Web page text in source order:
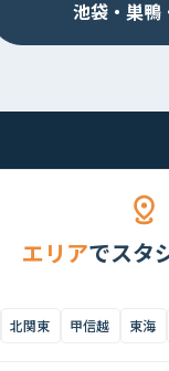
池袋・巣鴨
エリアでスタ
北関東 甲信越 東海